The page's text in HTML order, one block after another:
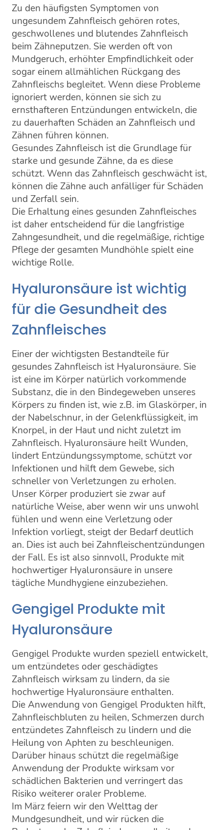
Zu den häufigsten Symptomen von
ungesundem Zahnfleisch gehören rotes,
geschwollenes und blutendes Zahnfleisch
beim Zähneputzen. Sie werden oft von
Mundgeruch, erhöhter Empfindlichkeit oder
sogar einem allmählichen Rückgang des
Zahnfleischs begleitet. Wenn diese Probleme
ignoriert werden, können sie sich zu
ernsthafteren Entzündungen entwickeln, die
zu dauerhaften Schäden an Zahnfleisch und
Zähnen führen können.
Gesundes Zahnfleisch ist die Grundlage für
starke und gesunde Zähne, da es diese
schützt. Wenn das Zahnfleisch geschwächt ist,
können die Zähne auch anfälliger für Schäden
und Zerfall sein.
Die Erhaltung eines gesunden Zahnfleisches
ist daher entscheidend für die langfristige
Zahngesundheit, und die regelmäßige, richtige
Pflege der gesamten Mundhöhle spielt eine
wichtige Rolle.
Hyaluronsäure ist wichtig
für die Gesundheit des
Zahnfleisches
Einer der wichtigsten Bestandteile für
gesundes Zahnfleisch ist Hyaluronsäure. Sie
ist eine im Körper natürlich vorkommende
Substanz, die in den Bindegeweben unseres
Körpers zu finden ist, wie z.B. im Glaskörper, in
der Nabelschnur, in der Gelenkflüssigkeit, im
Knorpel, in der Haut und nicht zuletzt im
Zahnfleisch. Hyaluronsäure heilt Wunden,
lindert Entzündungssymptome, schützt vor
Infektionen und hilft dem Gewebe, sich
schneller von Verletzungen zu erholen.
Unser Körper produziert sie zwar auf
natürliche Weise, aber wenn wir uns unwohl
fühlen und wenn eine Verletzung oder
Infektion vorliegt, steigt der Bedarf deutlich
an. Dies ist auch bei Zahnfleischentzündungen
der Fall. Es ist also sinnvoll, Produkte mit
hochwertiger Hyaluronsäure in unsere
tägliche Mundhygiene einzubeziehen.
Gengigel Produkte mit
Hyaluronsäure
Gengigel Produkte wurden speziell entwickelt,
um entzündetes oder geschädigtes
Zahnfleisch wirksam zu lindern, da sie
hochwertige Hyaluronsäure enthalten.
Die Anwendung von Gengigel Produkten hilft,
Zahnfleischbluten zu heilen, Schmerzen durch
entzündetes Zahnfleisch zu lindern und die
Heilung von Aphten zu beschleunigen.
Darüber hinaus schützt die regelmäßige
Anwendung der Produkte wirksam vor
schädlichen Bakterien und verringert das
Risiko weiterer oraler Probleme.
Im März feiern wir den Welttag der
Mundgesundheit, und wir rücken die